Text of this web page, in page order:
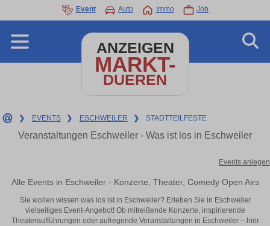
Event Auto Immo Job
ANZEIGEN
MARKT-
DUEREN
❯ EVENTS ❯ ESCHWEILER ❯ STADTTEILFESTE
Veranstaltungen Eschweiler - Was ist los in Eschweiler
Events anlegen
Alle Events in Eschweiler - Konzerte, Theater, Comedy Open Airs
Sie wollen wissen was los ist in Eschweiler? Erleben Sie in Eschweiler
vielseitiges Event-Angebot! Ob mitreißende Konzerte, inspirierende
Theateraufführungen oder aufregende Veranstaltungen in Eschweiler – hier